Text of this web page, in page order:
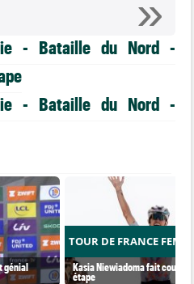
- Bataille du Nord -
- Bataille du Nord -
génial
TOUR DE FRANCE
Kasia Niewiadoma fait coup
étape